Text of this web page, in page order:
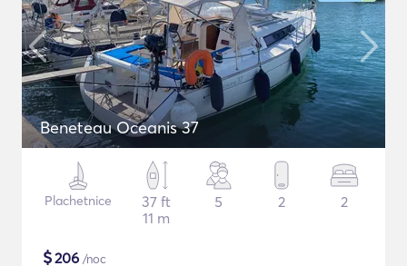
Beneteau Oceanis 37
Plachetnice
37 ft
11 m
5 2 2
$206 /noc